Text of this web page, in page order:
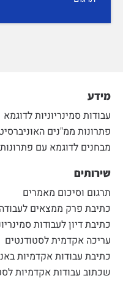
מידע
עבודות סמינריוניות לדוגמא
פתרונות ממ"נים
מבחנים לדוגמא עם פתרונות
שירותים
תרגום וסיכום מאמרים
כתיבת פרק ממצאים לעבודה
כתיבת דיון לעבודות
עריכה אקדמית לסטודנטים
כתיבת עבודות אקדמיות
שכתוב עבודות אקדמיות